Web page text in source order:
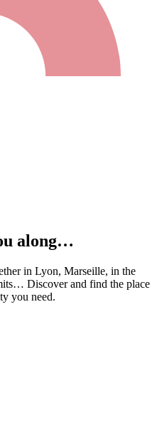
along…
in Lyon, Marseille, in the
Discover and find the place
you need.